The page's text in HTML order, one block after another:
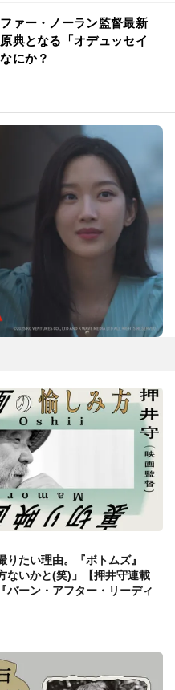
ァー・ノーラン監督最新
典となる「オデュッセイ
にか？
たい理由。『ボトムズ』
ないかと(笑)」【押井守連載
バーン・アフター・リーディ